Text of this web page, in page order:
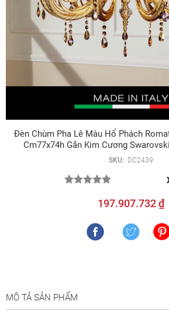
Đèn Chùm Pha Lê Màu Hổ Phách
Cm77x74h Gắn Kim Cương
SKU: DC2439
197.907.732 ₫
MÔ TẢ SẢN PHẨM